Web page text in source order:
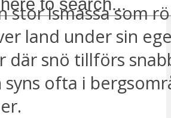
stor ismassa som
land under sin
där snö tillförs
ofta i